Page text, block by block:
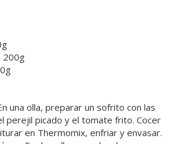
200g
una olla, preparar un sofrito con las
perejil picado y el tomate frito. Cocer
en Thermomix, enfriar y envasar.